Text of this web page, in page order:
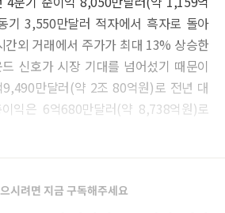
기 3,550만달러 적자에서 흑자로 돌아
간외 거래에서 주가가 최대 13% 상승한
신호가 시장 기대를 넘어섰기 때문이
만달러(약 2조 80억원)로 전년 대
익은 6억680만달러(약 8,738억원)로
시려면 지금 구독해주세요